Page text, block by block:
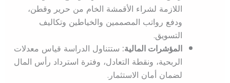
اللازمة لشراء الأقمشة الخام من حرير وقطن،
ودفع رواتب المصممين والخياطين وتكاليف
التسويق.
المؤشرات المالية:ستتناول الدراسة قياس معدلات
الربحية، ونقطة التعادل، وفترة استرداد رأس المال
لضمان أمان الاستثمار.